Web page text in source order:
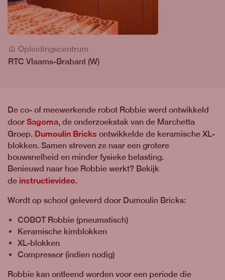
Opleidingscentrum
RTC Vlaams-Brabant (W)
De co- of meewerkende robot Robbie werd ontwikkeld
door Sagoma, de onderzoekstak van de Marchetta
Groep. Dumoulin Bricks ontwikkelde de keramische XL-
blokken. Samen streven ze naar een grotere
bouwsnelheid en minder fysieke belasting.
Benieuwd naar hoe Robbie werkt? Bekijk
de instructievideo.
Wordt op school geleverd door Dumoulin Bricks:
COBOT Robbie (pneumatisch)
Keramische kimblokken
XL-blokken
Compressor (indien nodig)
Robbie kan ontleend worden voor een periode die